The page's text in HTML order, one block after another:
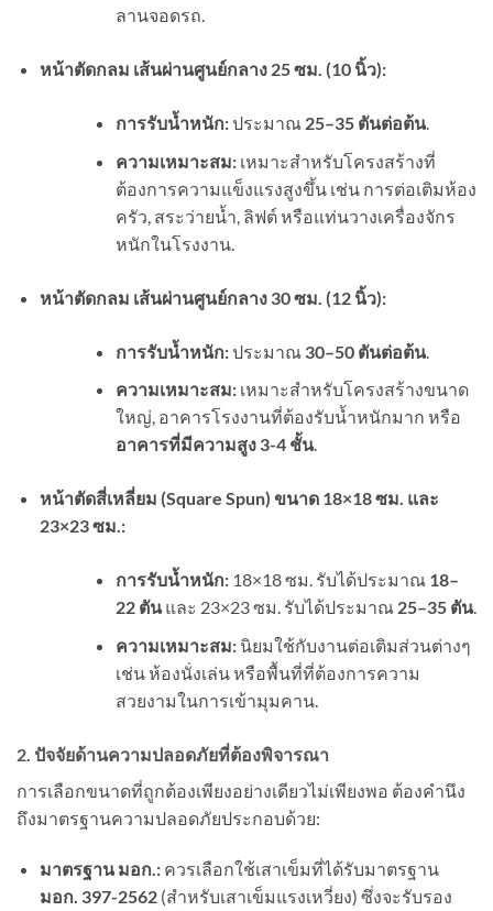
ลานจอดรถ.
หน้าตัดกลม เส้นผ่านศูนย์กลาง 25 ซม. (10 นิ้ว):
การรับน้ำหนัก:ประมาณ 25–35 ตันต่อต้น.
ความเหมาะสม:เหมาะสำหรับโครงสร้างที่
ต้องการความแข็งแรงสูงขึ้น เช่น การต่อเติมห้อง
ครัว, สระว่ายน้ำ, ลิฟต์ หรือแท่นวางเครื่องจักร
หนักในโรงงาน.
หน้าตัดกลม เส้นผ่านศูนย์กลาง 30 ซม. (12 นิ้ว):
การรับน้ำหนัก:ประมาณ 30–50 ตันต่อต้น.
ความเหมาะสม:เหมาะสำหรับโครงสร้างขนาด
ใหญ่, อาคารโรงงานที่ต้องรับน้ำหนักมาก หรือ
อาคารที่มีความสูง 3-4 ชั้น.
หน้าตัดสี่เหลี่ยม (Square Spun) ขนาด 18×18 ซม. และ
23×23 ซม.:
การรับน้ำหนัก:18×18 ซม. รับได้ประมาณ 18–
22 ตันและ 23×23 ซม. รับได้ประมาณ 25–35 ตัน.
ความเหมาะสม:นิยมใช้กับงานต่อเติมส่วนต่างๆ
เช่น ห้องนั่งเล่น หรือพื้นที่ที่ต้องการความ
สวยงามในการเข้ามุมคาน.
2. ปัจจัยด้านความปลอดภัยที่ต้องพิจารณา
การเลือกขนาดที่ถูกต้องเพียงอย่างเดียวไม่เพียงพอ ต้องคำนึง
ถึงมาตรฐานความปลอดภัยประกอบด้วย:
มาตรฐาน มอก.:ควรเลือกใช้เสาเข็มที่ได้รับมาตรฐาน
มอก. 397-2562(สำหรับเสาเข็มแรงเหวี่ยง) ซึ่งจะรับรอง